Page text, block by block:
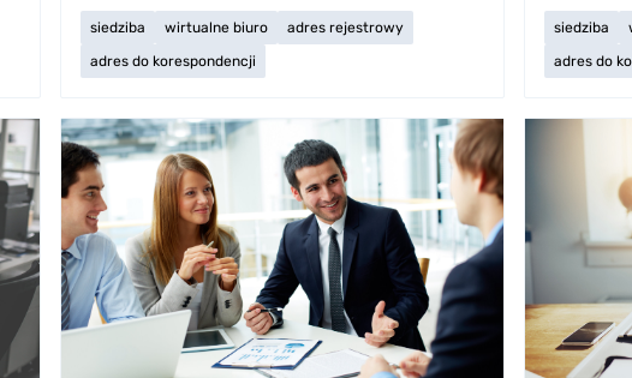
siedziba wirtualne biuro
adres rejestrowy
adres do korespondencji
siedziba
adres do